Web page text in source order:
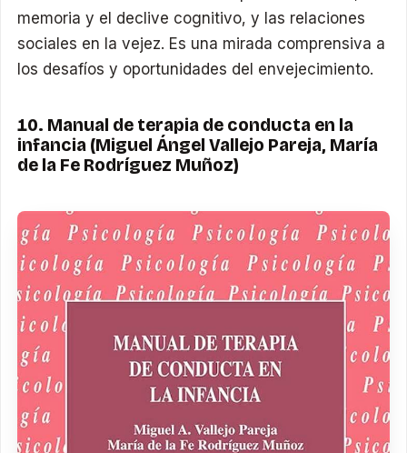
memoria y el declive cognitivo, y las relaciones
sociales en la vejez. Es una mirada comprensiva a
los desafíos y oportunidades del envejecimiento.
10. Manual de terapia de conducta en la
infancia (Miguel Ángel Vallejo Pareja, María
de la Fe Rodríguez Muñoz)